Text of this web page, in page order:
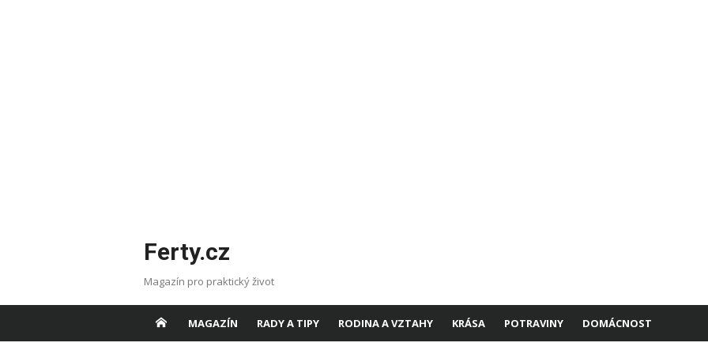
Ferty.cz
Magazín pro praktický život
MAGAZÍN RADY A TIPY RODINA A VZTAHY KRÁSA POTRAVINY DOMÁCNOST